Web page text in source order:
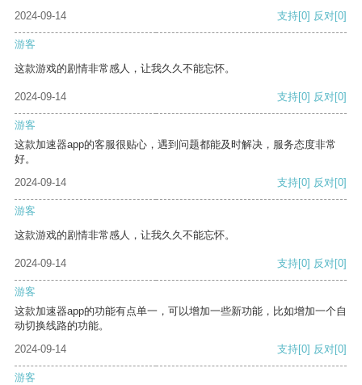
2024-09-14
支持[0] 反对[0]
游客
这款游戏的剧情非常感人，让我久久不能忘怀。
2024-09-14 支持[0] 反对[0]
游客
这款加速器app的客服很贴心，遇到问题都能及时解决，服务态度非常
好。
2024-09-14
支持[0] 反对[0]
游客
这款游戏的剧情非常感人，让我久久不能忘怀。
2024-09-14 支持[0] 反对[0]
游客
这款加速器app的功能有点单一，可以增加一些新功能，比如增加一个自
动切换线路的功能。
2024-09-14
支持[0] 反对[0]
游客